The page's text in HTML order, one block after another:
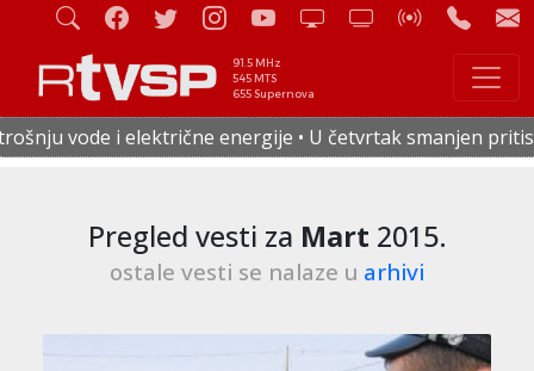
91.5 MHz
545 MTS
655 Supernova
• U četvrtak smanjen pritisak vode u celoj Staroj
Pregled vesti za Mart 2015.
ostale vesti se nalaze u arhivi